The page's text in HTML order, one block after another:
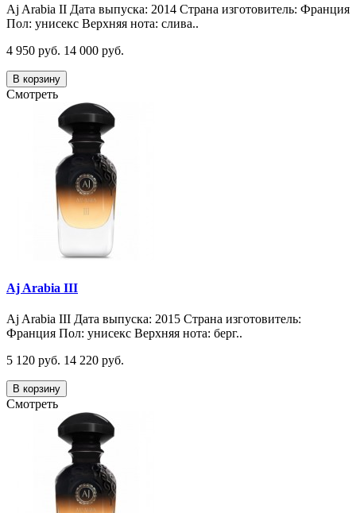
Aj Arabia II Дата выпуска: 2014 Страна изготовитель: Франция
Пол: унисекс Верхняя нота: слива..
4 950 руб. 14 000 руб.
В корзину
Смотреть
Aj Arabia III
Aj Arabia III Дата выпуска: 2015 Страна изготовитель:
Франция Пол: унисекс Верхняя нота: берг..
5 120 руб. 14 220 руб.
В корзину
Смотреть